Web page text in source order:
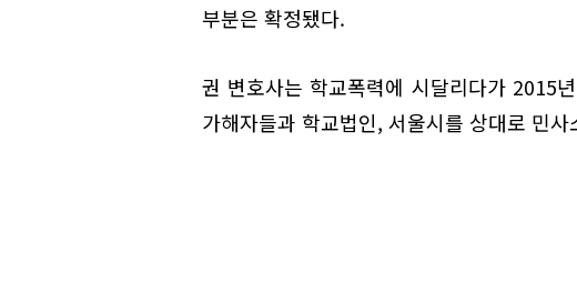
부분은 확정됐다.
권 변호사는 학교폭력에 시달리다가 2015
가해자들과 학교법인, 서울시를 상대로 민사